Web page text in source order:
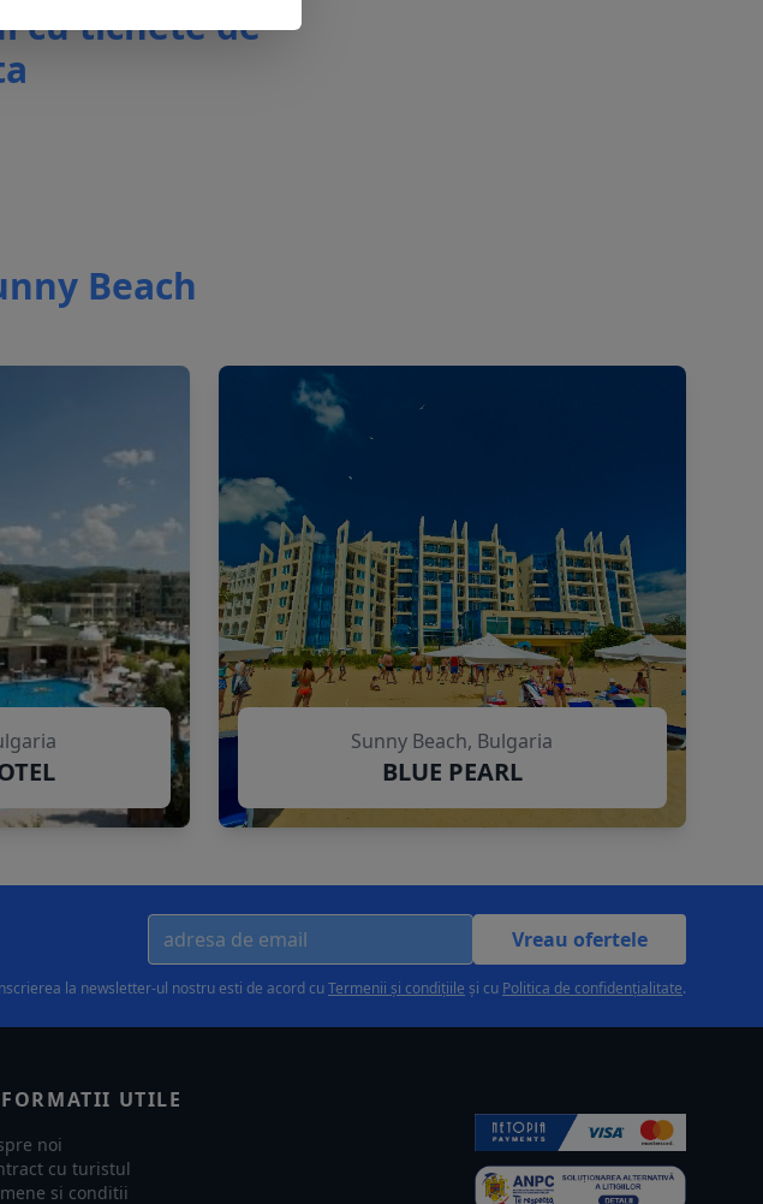
cu tichete de
Beach
Sunny Beach, Bulgaria
BLUE PEARL
Vreau ofertele
la newsletter-ul nostru esti de acord cuTermenii și condițiile și cu Politica de confidențialitate.
UTILE
noi
cu turistul
si conditii